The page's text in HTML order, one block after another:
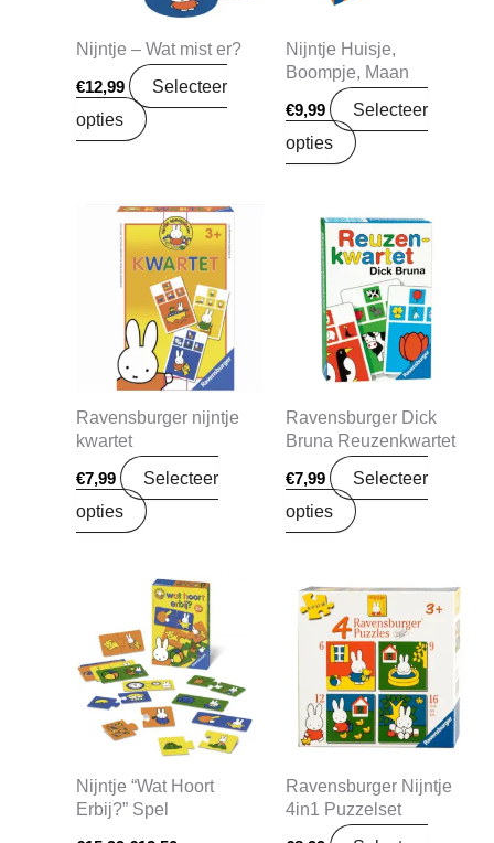
Nijntje – Wat mist er?
€12,99
Selecteer
opties
Nijntje Huisje,
Boompje, Maan
€9,99
Selecteer
opties
Ravensburger nijntje
kwartet
€7,99
Selecteer
opties
Ravensburger Dick
Bruna Reuzenkwartet
€7,99
Selecteer
opties
Nijntje “Wat Hoort
Erbij?” Spel
Oorspronkelijke
prijs
was:
€15,99.
Huidige
prijs
is:
€12,50.
Ravensburger Nijntje
4in1 Puzzelset